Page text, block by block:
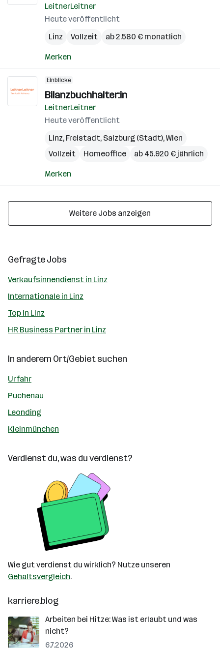
LeitnerLeitner
Heute veröffentlicht
Linz
Vollzeit ab 2.580 € monatlich
Merken
Einblicke
Bilanzbuchhalter:in
LeitnerLeitner
Heute veröffentlicht
Linz, Freistadt, Salzburg (Stadt),Wien
Vollzeit
Homeoffice ab 45.920 € jährlich
Merken
Weitere Jobs anzeigen
Gefragte Jobs
Verkaufsinnendienst in Linz
Internationale in Linz
Top in Linz
HR Business Partner in Linz
In anderem Ort/Gebiet suchen
Urfahr
Puchenau
Leonding
Kleinmünchen
Verdienst du, was du verdienst?
Wie gut verdienst du wirklich? Nutze unseren
Gehaltsvergleich.
karriere.blog
Arbeiten bei Hitze: Was ist erlaubt und was
nicht?
6.7.2026